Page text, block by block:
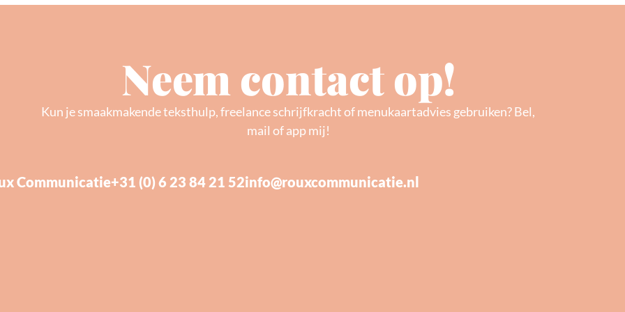
Neem contact op!
Kun je smaakmakende teksthulp, freelance schrijfkracht of menukaartadvies gebruiken? Bel,
mail of app mij!
Communicatie+31 (0) 6 23 84 21 52info@rouxcommunicatie.nl